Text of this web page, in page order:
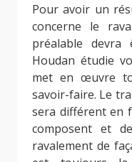
Pour avoir un
concerne le
préalable devra
Houdan étudie
met en œuvre
savoir-faire. Le
sera différent en
composent et
ravalement de